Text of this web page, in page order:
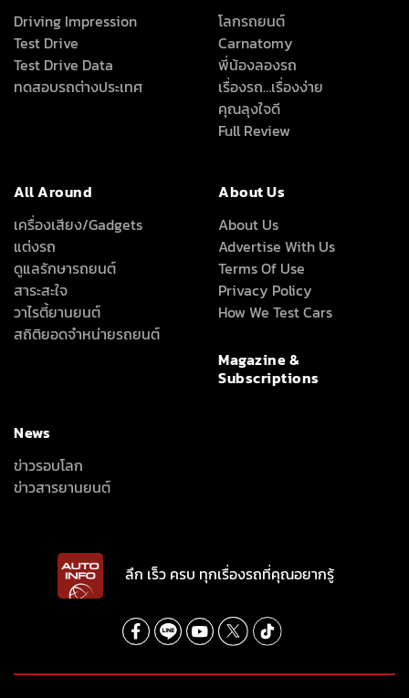
Driving Impression
Test Drive
Test Drive Data
ทดสอบรถต่างประเทศ
โลกรถยนต์
Carnatomy
พี่น้องลองรถ
เรื่องรถ…เรื่องง่าย
คุณลุงใจดี
Full Review
All Around
เครื่องเสียง/Gadgets
แต่งรถ
ดูแลรักษารถยนต์
สาระสะใจ
วาไรตี้ยานยนต์
สถิติยอดจำหน่ายรถยนต์
About Us
About Us
Advertise With Us
Terms Of Use
Privacy Policy
How We Test Cars
Magazine &
Subscriptions
News
ข่าวรอบโลก
ข่าวสารยานยนต์
ลึก เร็ว ครบ ทุกเรื่องรถที่คุณอยากรู้